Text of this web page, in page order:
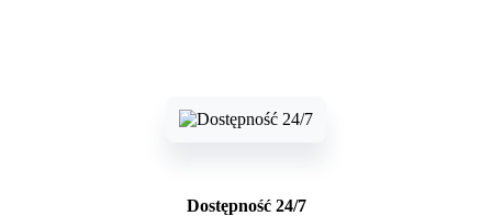
Dostępność 24/7